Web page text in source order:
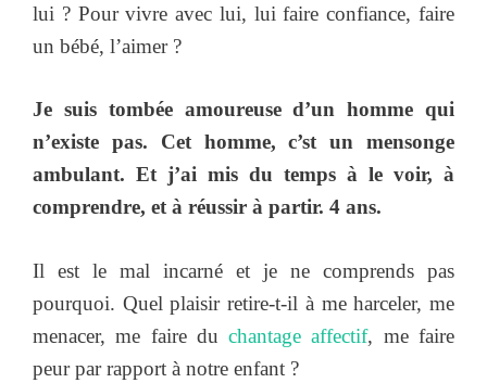
lui ? Pour vivre avec lui, lui faire confiance, faire
un bébé, l’aimer ?
Je suis tombée amoureuse d’un homme qui
n’existe pas. Cet homme, c’st un mensonge
ambulant. Et j’ai mis du temps à le voir, à
comprendre, et à réussir à partir. 4 ans.
Il est le mal incarné et je ne comprends pas
pourquoi. Quel plaisir retire-t-il à me harceler, me
menacer, me faire duchantage affectif, me faire
peur par rapport à notre enfant ?